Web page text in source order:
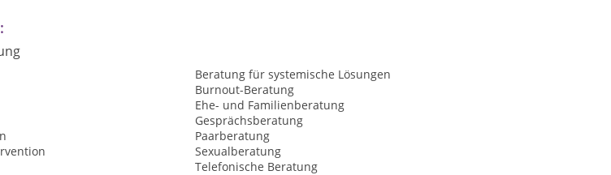
Beratung für systemische Lösungen
Burnout-Beratung
Ehe- und Familienberatung
Gesprächsberatung
Paarberatung
Sexualberatung
Telefonische Beratung